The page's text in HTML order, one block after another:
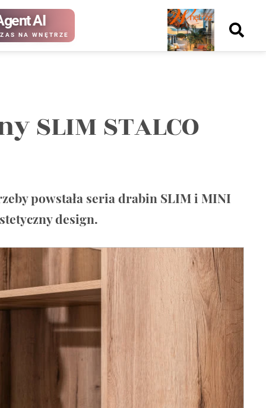
AI
NA WNĘTRZE
Nowy
numer
kup ten
numer
kup ten
numer
SLIM STALCO
powstała seria drabin SLIM i MINI
design.